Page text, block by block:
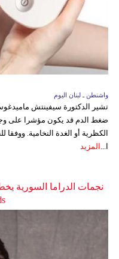
واشنطن ـ لبنان اليوم
تشير الدكتورة سيفينتش
ضغط الدم قد يكون مؤشرا على
الكظرية أو الغدة النخامية. ووفقا
ا... المزيد
نجمات الدراما السورية